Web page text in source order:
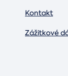
Kontakt
Zážitkové